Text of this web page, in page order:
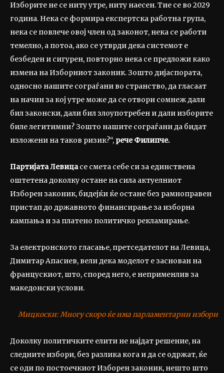
Изборите не се ниту утре, ниту наесен. Тие се во 2029
година. Нека се формира експертска работна група,
нека се повлече овој член од законот, нека се работи
темелно, а потоа, ако се утврди дека системот е
безбеден и сигурен, повторно нека се предложи како
измена на Изборниот законик. Зошто дијаспората,
односно нашите сограѓани во странство, да гласаат
на начин за кој утре може да се отвори сомнеж дали
бил законски, дали бил злоупотребен и дали изборите
биле легитимни? Зошто нашите сограѓани да бидат
изложени на таков ризик?“, рече Филипче.
Партијата Левицасе смета себе си за единствена
оштетена доколку остане на сила актуелниот
Изборен законик, бидејќи ќе остане без рамноправен
пристап до државното финансирање за изборна
кампања и за платено политичко рекламирање.
За електронското гласање, претседателот на Левица,
Димитар Апасиев, вели дека моделот е заснован на
францускиот, што, според него, е неприменлив за
македонски услови.
Мицкоски: Многу скоро ќе има парламентарни избори
Доколку политичките елити не најдат решение, на
следните избори, без разлика кога и да се одржат, ќе
се оди по постоечкиот Изборен законик, нешто што